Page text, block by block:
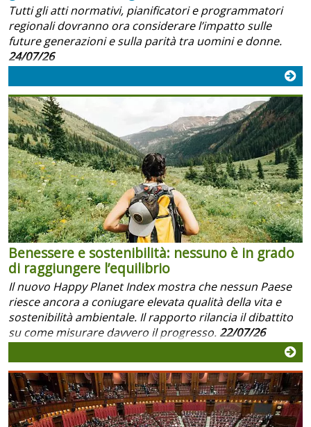
Tutti gli atti normativi, pianificatori e programmatori
regionali dovranno ora considerare l’impatto sulle
future generazioni e sulla parità tra uomini e donne.
24/07/26
Benessere e sostenibilità: nessuno è in grado
di raggiungere l’equilibrio
Il nuovo Happy Planet Index mostra che nessun Paese
riesce ancora a coniugare elevata qualità della vita e
sostenibilità ambientale. Il rapporto rilancia il dibattito
su come misurare davvero il progresso.22/07/26